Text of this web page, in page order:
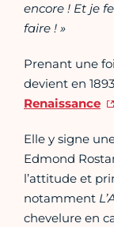
encore ! Et je
faire ! »
Prenant une
devient en
Renaissance
Elle y signe
Edmond
l’attitude et
notamment
chevelure en